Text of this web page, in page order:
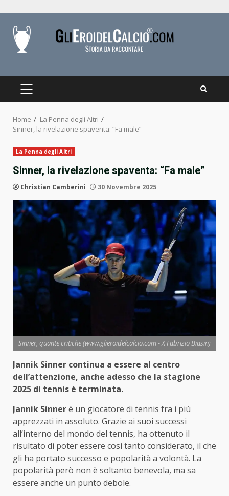
content
PRIMARY
Home
La Penna degli Altri
Sinner, la rivelazione spaventa: “Fa male”
La Penna degli Altri
Sinner, la rivelazione spaventa: “Fa male”
Christian Camberini 30 Novembre 2025
Sinner, quante critiche (www.glieroidelcalcio.com - X Fabrizio Biasin)
Jannik Sinner continua a essere al centro
dell’attenzione, anche adesso che la stagione
2025 di tennis è terminata.
Jannik Sinnerè un giocatore di tennis fra i più
apprezzati in assoluto. Grazie ai suoi successi
all’interno del mondo del tennis, ha ottenuto il
risultato di poter essere così tanto considerato, il che
gli ha portato successo e popolarità a volontà. La
popolarità però non è soltanto benevola, ma sa
essere anche un punto debole.